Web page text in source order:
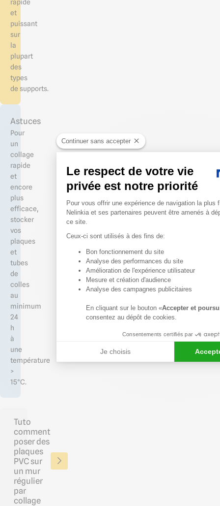
rapide
et
puissant
sur
la
plupart
des
types
de supports.
Astuces
Pour
un
collage
rapide
et
encore
plus
efficace,
stocker
vos
plaques
et
tubes
de
colles
au
minimum
24
h
à
une
température
>
15°C.
Tuto
comment
poser des
plaques
PVC sur
un mur
régulier
par
collage
Continuer sans accepter
Le respect de votre vie
privée est notre priorité
Plateforme de Gestion du
Pour vous offrir une expérience de navigation la plus
Nelinkia et ses partenaires peuvent être amenés à
ce site.
Ceux-ci sont utilisés à des fins de:
Bon fonctionnement du site
Analyse des performances du site
Amélioration de l'expérience utilisateur
Mesure et création d'audience
Analyse des campagnes publicitaires
En cliquant sur le bouton «Accepter et
consentez au dépôt de cookies.
Consentements certifiés par
Je choisis
Axeptio consent